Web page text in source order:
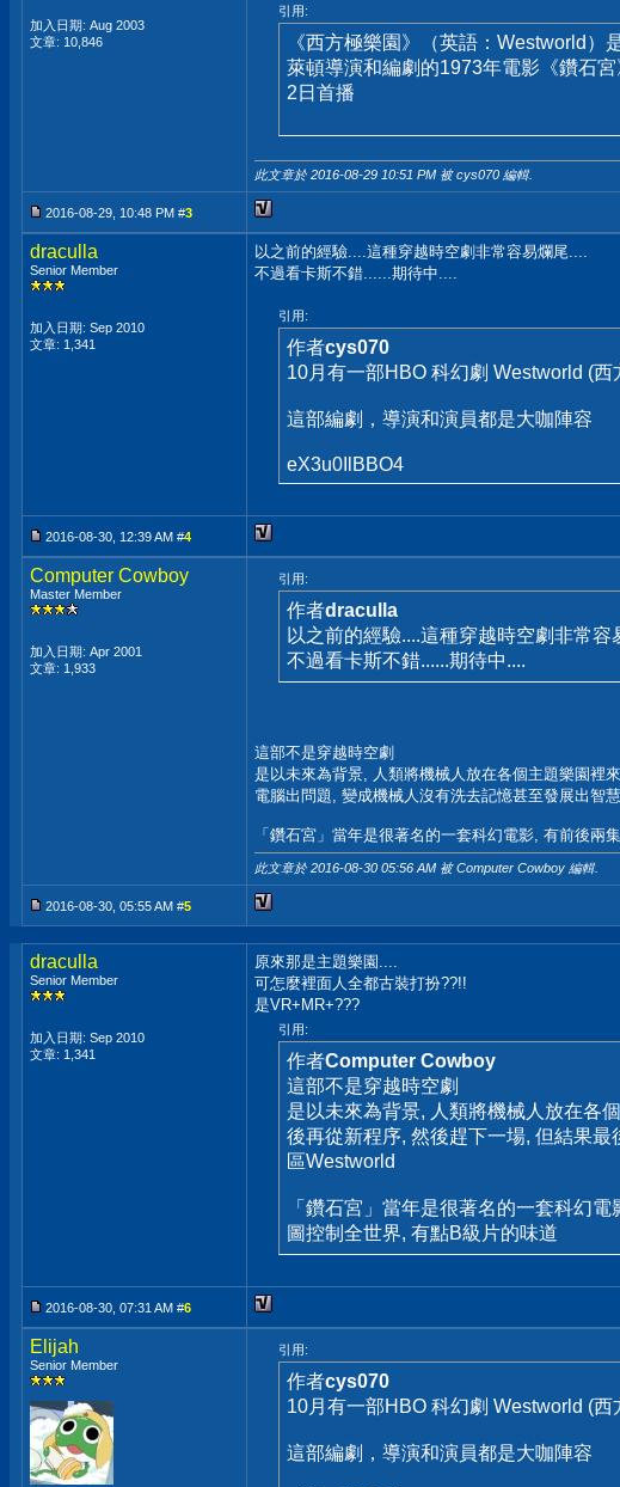
加入日期: Aug 2003
文章: 10,846
引用:
《西方極樂園》（英語：Westworld
萊頓導演和編劇的1973年電影《鑽石
2日首播
此文章於 2016-08-29 10:51 PM 被 cys070 編輯.
2016-08-29, 10:48 PM #3
draculla
Senior Member
加入日期: Sep 2010
文章: 1,341
以之前的經驗....這種穿越時空劇非常容易爛尾....
不過看卡斯不錯......期待中....
引用:
作者cys070
10月有一部HBO 科幻劇 Westworld (西
這部編劇，導演和演員都是大咖陣容
eX3u0IlBBO4
2016-08-30, 12:39 AM #4
Computer Cowboy
Master Member
加入日期: Apr 2001
文章: 1,933
引用:
作者draculla
以之前的經驗....這種穿越時空劇非常容
不過看卡斯不錯......期待中....
這部不是穿越時空劇
是以未來為背景, 人類將機械人放在各個主題樂園裡
電腦出問題, 變成機械人沒有洗去記憶甚至發展出智
「鑽石宮」當年是很著名的一套科幻電影, 有前後
此文章於 2016-08-30 05:56 AM 被 Computer Cowboy 編輯.
2016-08-30, 05:55 AM #5
draculla
Senior Member
加入日期: Sep 2010
文章: 1,341
原來那是主題樂園....
可怎麼裡面人全都古裝打扮??!!
是VR+MR+???
引用:
作者Computer Cowboy
這部不是穿越時空劇
是以未來為背景, 人類將機械人放在各
後再從新程序, 然後趕下一場, 但結果
區Westworld
「鑽石宮」當年是很著名的一套科幻
圖控制全世界, 有點B級片的味道
2016-08-30, 07:31 AM #6
Elijah
Senior Member
引用:
作者cys070
10月有一部HBO 科幻劇 Westworld (西
這部編劇，導演和演員都是大咖陣容